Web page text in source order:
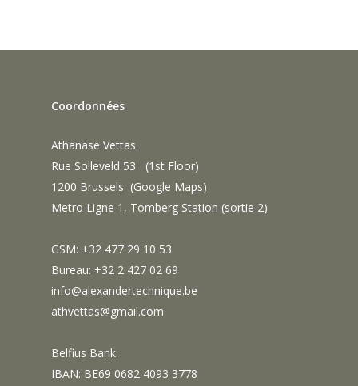
Coordonnées
Athanase Vettas
Rue Solleveld 53 (1st Floor)
1200 Brussels (Google Maps)
Metro Ligne 1, Tomberg Station (sortie 2)
GSM: +32 477 29 10 53
Bureau: +32 2 427 02 69
info@alexandertechnique.be
athvettas@gmail.com
Belfius Bank:
IBAN: BE69 0682 4093 3778